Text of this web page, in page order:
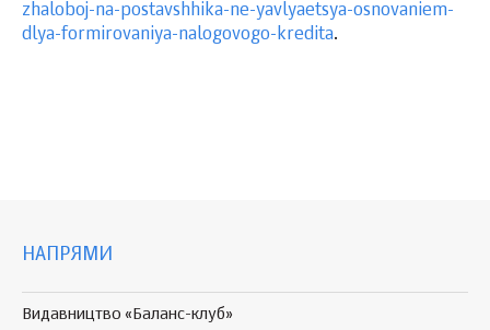
zhaloboj-na-postavshhika-ne-yavlyaetsya-osnovaniem-
dlya-formirovaniya-nalogovogo-kredita.
НАПРЯМИ
Видавництво «Баланс-клуб»